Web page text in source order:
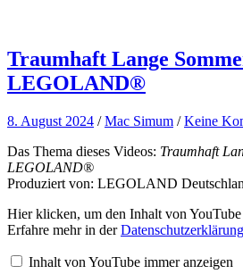
Traumhaft Lange
LEGOLAND®
8. August 2024 /Mac Simum /Keine
Das Thema dieses Videos: Traumhaft
LEGOLAND®
Produziert von: LEGOLAND
„Traumhaft
Lange
Sommer-
Nächte
im
Hier klicken, um den Inhalt von YouTube
Erfahre mehr in der
Inhalt von YouTube immer anzeigen